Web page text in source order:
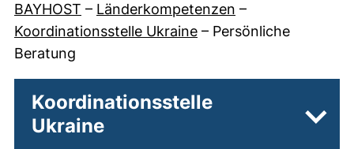
BAYHOST – Länderkompetenzen –
Koordinationsstelle Ukraine – Persönliche
Beratung
Koordinationsstelle
Ukraine